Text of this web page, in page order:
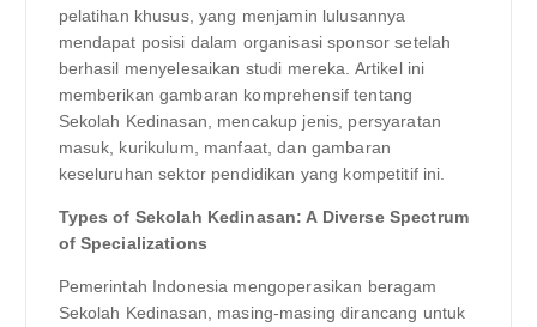
pelatihan khusus, yang menjamin lulusannya
mendapat posisi dalam organisasi sponsor setelah
berhasil menyelesaikan studi mereka. Artikel ini
memberikan gambaran komprehensif tentang
Sekolah Kedinasan, mencakup jenis, persyaratan
masuk, kurikulum, manfaat, dan gambaran
keseluruhan sektor pendidikan yang kompetitif ini.
Types of Sekolah Kedinasan: A Diverse Spectrum
of Specializations
Pemerintah Indonesia mengoperasikan beragam
Sekolah Kedinasan, masing-masing dirancang untuk